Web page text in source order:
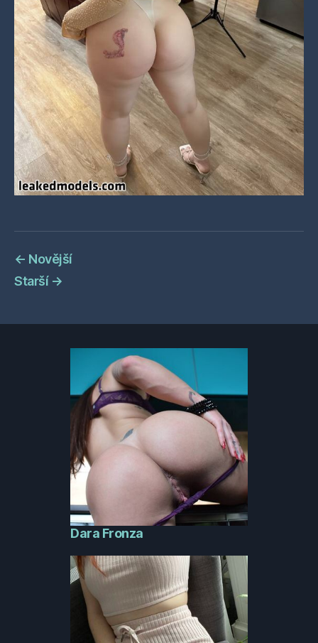
← Novější
Starší →
Dara Fronza